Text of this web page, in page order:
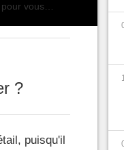
vous
?
puisqu'il